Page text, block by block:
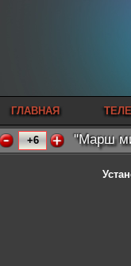
ГЛАВНАЯ
+6 "Марш